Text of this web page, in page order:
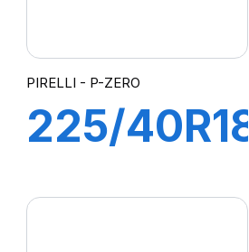
PIRELLI - P-ZERO
225/40R18